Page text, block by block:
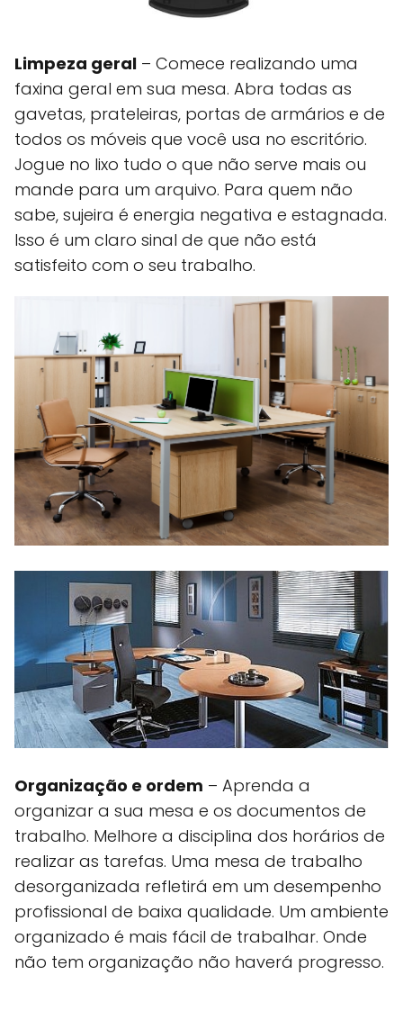
Limpeza geral – Comece realizando uma
faxina geral em sua mesa. Abra todas as
gavetas, prateleiras, portas de armários e de
todos os móveis que você usa no escritório.
Jogue no lixo tudo o que não serve mais ou
mande para um arquivo. Para quem não
sabe, sujeira é energia negativa e estagnada.
Isso é um claro sinal de que não está
satisfeito com o seu trabalho.
Organização e ordem – Aprenda a
organizar a sua mesa e os documentos de
trabalho. Melhore a disciplina dos horários de
realizar as tarefas. Uma mesa de trabalho
desorganizada refletirá em um desempenho
profissional de baixa qualidade. Um ambiente
organizado é mais fácil de trabalhar. Onde
não tem organização não haverá progresso.